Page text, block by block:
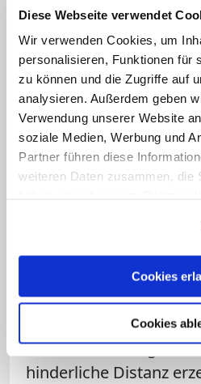
Diese Webseite verwendet
Wir verwenden Cookies, um
personalisieren, Funktionen für
zu können und die Zugriffe auf
analysieren. Außerdem geben
Verwendung unserer Website
soziale Medien, Werbung und
Partner führen diese
weiteren Daten zusammen, die
Cookies
Cookies
Der Kirchenrechtler
habe weiterhin
Pflichten eines
Sakrament der
unauslöschlich.
emotionale Bindungen
Diözese blieben
Insignien weiterhin zu
muss es nicht. Er kann
Ordensmann gekleidet
Bei der Arbeit in der
bischöfliche Insignien
hinderliche Distanz